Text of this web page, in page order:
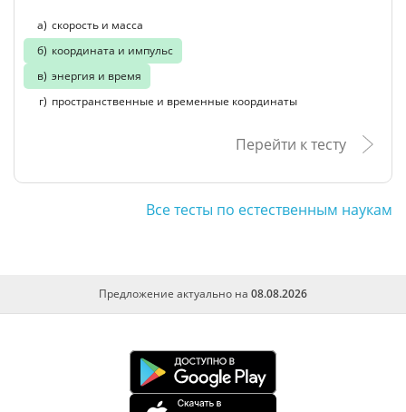
скорость и масса
координата и импульс
энергия и время
пространственные и временные координаты
Перейти к тесту
Все тесты по естественным наукам
Предложение актуально на 08.08.2026